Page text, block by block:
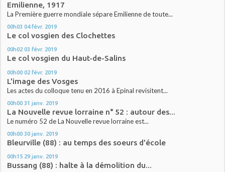
Emilienne, 1917
La Première guerre mondiale sépare Emilienne de toute...
00h03 04 févr. 2019
Le col vosgien des Clochettes
00h02 03 févr. 2019
Le col vosgien du Haut-de-Salins
00h00 02 févr. 2019
L'image des Vosges
Les actes du colloque tenu en 2016 à Epinal revisitent...
00h00 31 janv. 2019
La Nouvelle revue lorraine n° 52 : autour des...
Le numéro 52 de La Nouvelle revue lorraine est...
00h00 30 janv. 2019
Bleurville (88) : au temps des soeurs d'école
00h15 29 janv. 2019
Bussang (88) : halte à la démolition du...